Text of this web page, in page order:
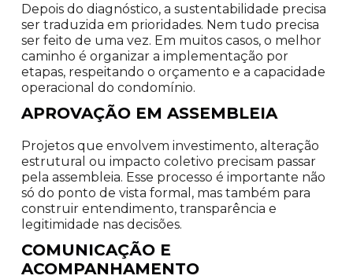
Depois do diagnóstico, a sustentabilidade precisa
ser traduzida em prioridades. Nem tudo precisa
ser feito de uma vez. Em muitos casos, o melhor
caminho é organizar a implementação por
etapas, respeitando o orçamento e a capacidade
operacional do condomínio.
APROVAÇÃO EM ASSEMBLEIA
Projetos que envolvem investimento, alteração
estrutural ou impacto coletivo precisam passar
pela assembleia. Esse processo é importante não
só do ponto de vista formal, mas também para
construir entendimento, transparência e
legitimidade nas decisões.
COMUNICAÇÃO E
ACOMPANHAMENTO